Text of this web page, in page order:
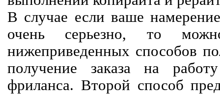
В случае если ваше
очень серьезно, то
нижеприведенных способов
получение заказа на
фриланса. Второй способ